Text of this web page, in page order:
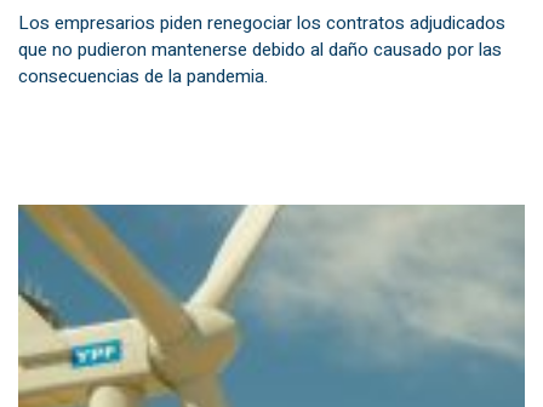
Los empresarios piden renegociar los contratos adjudicados
que no pudieron mantenerse debido al daño causado por las
consecuencias de la pandemia.